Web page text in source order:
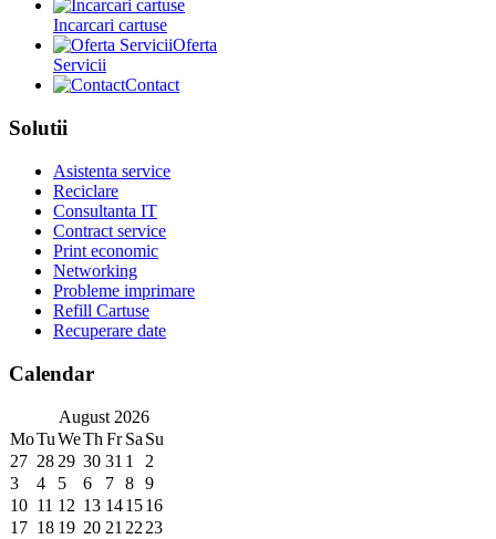
Incarcari cartuse
Oferta
Servicii
Contact
Solutii
Asistenta service
Reciclare
Consultanta IT
Contract service
Print economic
Networking
Probleme imprimare
Refill Cartuse
Recuperare date
Calendar
August 2026
MoTuWeTh Fr Sa Su
27 28 29 30 31 1
2
3
4 5 6 7 8 9
10 11 12 13 141516
17 18 19 20 21 22 23